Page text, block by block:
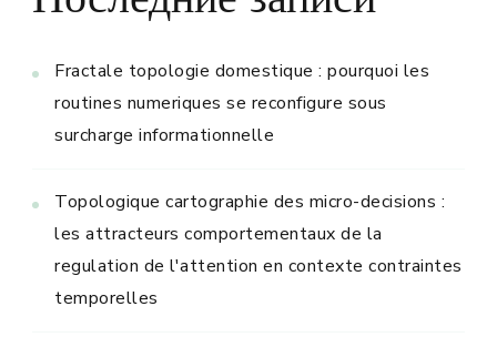
Fractale topologie domestique : pourquoi les
routines numeriques se reconfigure sous
surcharge informationnelle
Topologique cartographie des micro-decisions :
les attracteurs comportementaux de la
regulation de l'attention en contexte contraintes
temporelles